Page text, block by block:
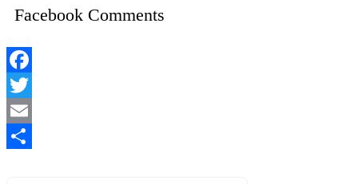
Facebook Comments
Facebook
Twitter
Email